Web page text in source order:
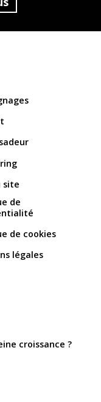
site
de
de cookies
légales
croissance ?